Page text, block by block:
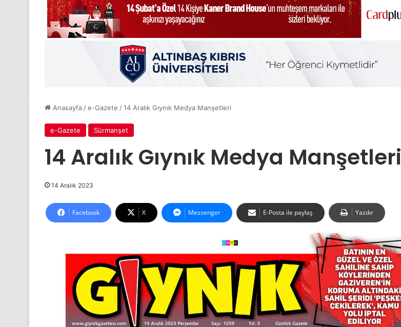
Anasayfa /e-Gazete /14 Aralık Gıynık Medya Manşetleri
e-Gazete Sürmanşet
14 Aralık Gıynık Medya Manşetleri
14 Aralık 2023
Facebook X Messenger E-Posta ile paylaş Yazdır